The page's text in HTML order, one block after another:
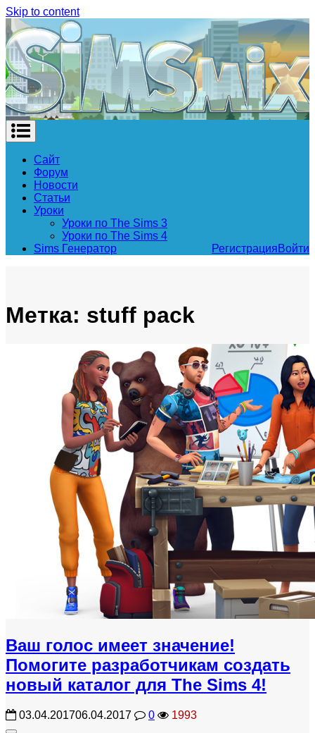
Skip to content
Сайт
Форум
Новости
Статьи
Уроки
Уроки по The Sims 3
Уроки по The Sims 4
Войти
Регистрация
Sims Генератор
Метка: stuff pack
Ваш голос имеет значение!
Помогите разработчикам создать
новый каталог для The Sims 4!
03.04.201706.04.2017 0 1993